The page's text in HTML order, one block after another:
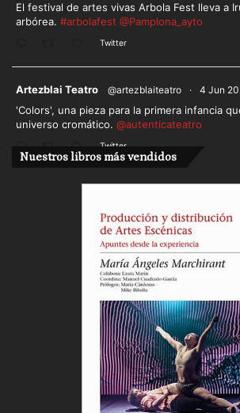
El festival de artes vivas Arbola Fest lleva a
arbórea. #arbolafest @Pamplona_ayto
Twitter
Artezblai Teatro @artezblaiteatro · 4 Jun
'Colors', una pieza para la primera infancia
universo cromático. @autenticateatro
Twitter
Cargar más
Nuestros libros más vendidos